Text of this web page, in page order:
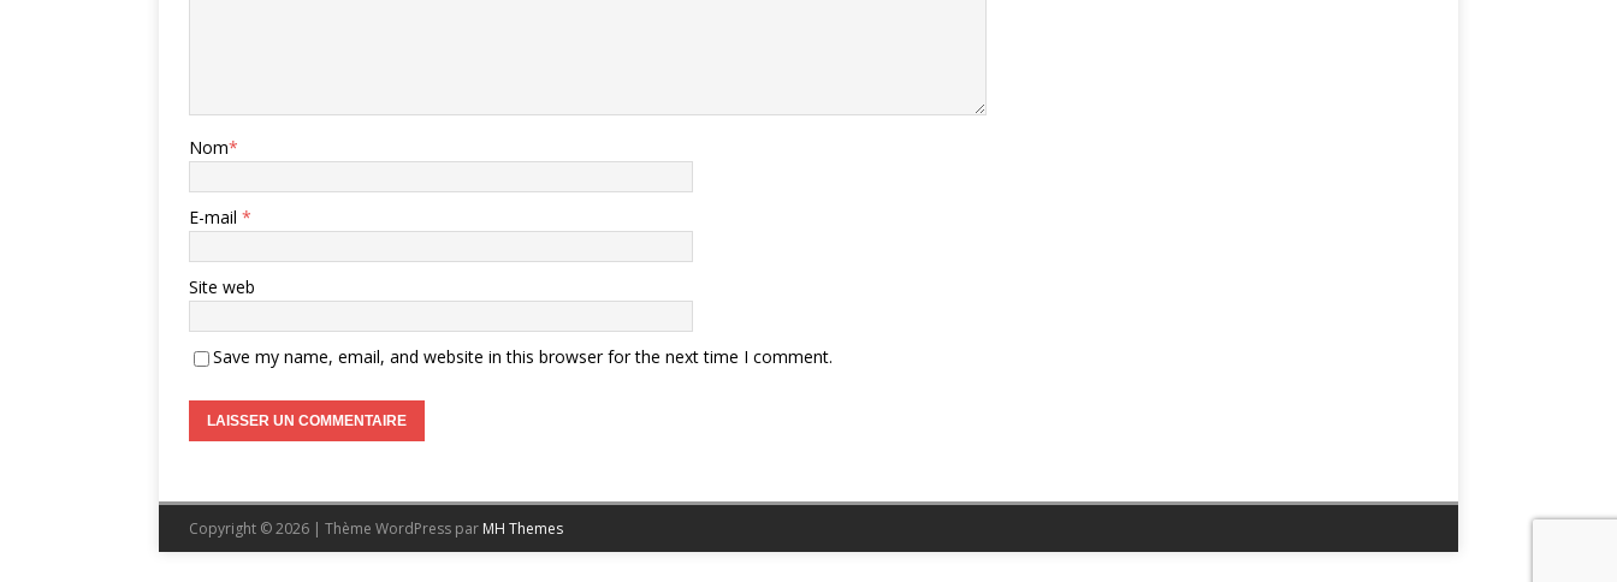
Nom*
E-mail *
Site web
Save my name, email, and website in this browser for the next time I comment.
Copyright © 2026 | Thème WordPress par MH Themes